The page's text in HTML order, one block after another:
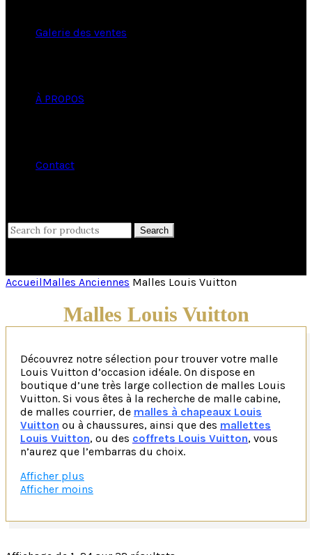
Galerie des ventes
À PROPOS
Contact
Search
for:
Search
AccueilMalles Anciennes Malles Louis Vuitton
Malles Louis Vuitton
Découvrez notre sélection pour trouver votre malle
Louis Vuitton d’occasion idéale. On dispose en
boutique d’une très large collection de malles Louis
Vuitton. Si vous êtes à la recherche de malle cabine,
de malles courrier, de malles à chapeaux Louis
Vuitton ou à chaussures, ainsi que des mallettes
Louis Vuitton, ou des coffrets Louis Vuitton, vous
n’aurez que l’embarras du choix.
Les malles Louis Vuitton, symboles intemporels du
Afficher plus
Afficher moins